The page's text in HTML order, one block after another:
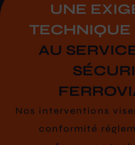
UNE
TECHNIQUE
AU
Nos interventions
conformité